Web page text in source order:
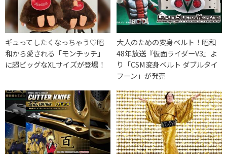
ギュってしたくなっちゃう♡昭
和から愛される「モンチッチ」
に超ビッグなXLサイズが登場！
大人のための変身ベルト！昭和
48年放送『仮面ライダーV3』よ
り「CSM変身ベルト ダブルタイ
フーン」が発売